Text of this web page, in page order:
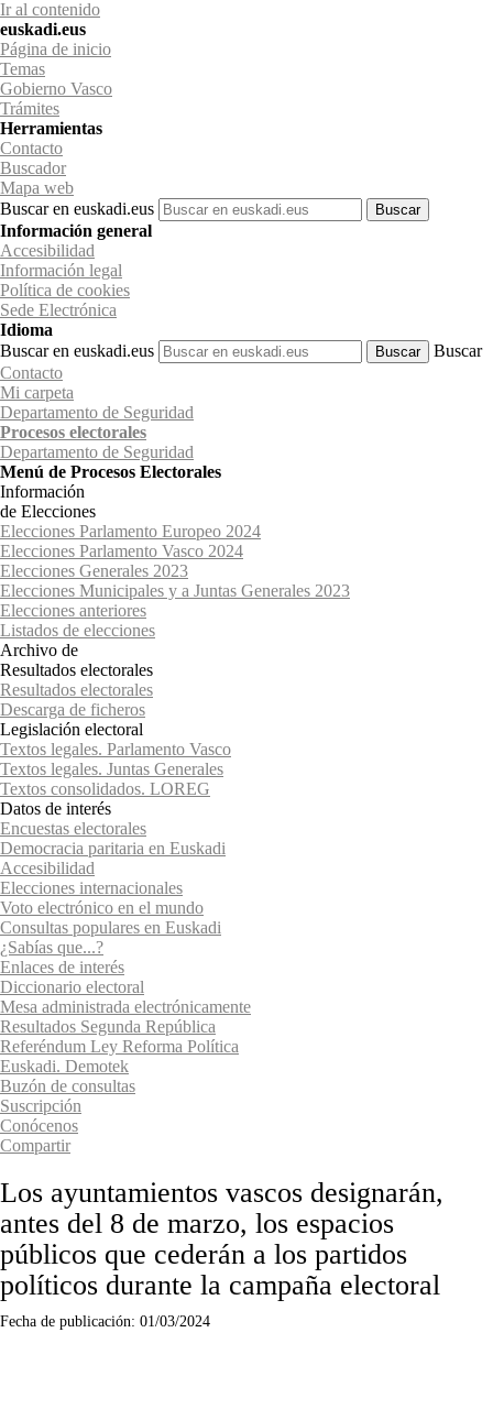
Ir al contenido
euskadi.eus
Página de inicio
Temas
Gobierno Vasco
Trámites
Herramientas
Contacto
Buscador
Mapa web
Buscar en euskadi.eus
Información general
Accesibilidad
Información legal
Política de cookies
Sede Electrónica
Idioma
Buscar en euskadi.eus
Buscar
Contacto
Mi carpeta
Departamento de Seguridad
Procesos electorales
Departamento de Seguridad
Menú de Procesos Electorales
Información
de Elecciones
Elecciones Parlamento Europeo 2024
Elecciones Parlamento Vasco 2024
Elecciones Generales 2023
Elecciones Municipales y a Juntas Generales 2023
Elecciones anteriores
Listados de elecciones
Archivo de
Resultados electorales
Resultados electorales
Descarga de ficheros
Legislación electoral
Textos legales. Parlamento Vasco
Textos legales. Juntas Generales
Textos consolidados. LOREG
Datos de interés
Encuestas electorales
Democracia paritaria en Euskadi
Accesibilidad
Elecciones internacionales
Voto electrónico en el mundo
Consultas populares en Euskadi
¿Sabías que...?
Enlaces de interés
Diccionario electoral
Mesa administrada electrónicamente
Resultados Segunda República
Referéndum Ley Reforma Política
Euskadi. Demotek
Buzón de consultas
Suscripción
Conócenos
Compartir
Los ayuntamientos vascos designarán,
antes del 8 de marzo, los espacios
públicos que cederán a los partidos
políticos durante la campaña electoral
Fecha de publicación: 01/03/2024